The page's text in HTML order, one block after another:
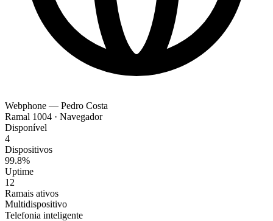
Webphone — Pedro Costa
Ramal 1004 · Navegador
Disponível
4
Dispositivos
99.8%
Uptime
12
Ramais ativos
Multidispositivo
Telefonia inteligente